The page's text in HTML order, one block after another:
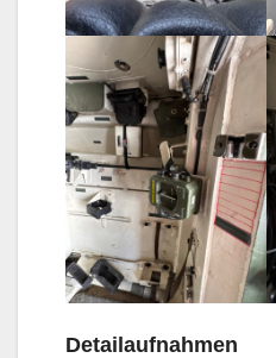
Detailaufnahmen